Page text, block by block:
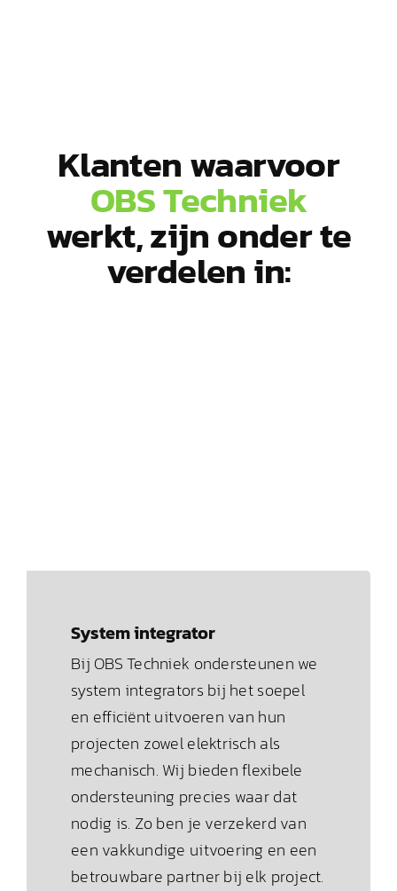
Klanten waarvoor
OBS Techniek
werkt, zijn onder te
verdelen in:
System integrator
Bij OBS Techniek ondersteunen we
system integrators bij het soepel
en efficiënt uitvoeren van hun
projecten zowel elektrisch als
mechanisch. Wij bieden flexibele
ondersteuning precies waar dat
nodig is. Zo ben je verzekerd van
een vakkundige uitvoering en een
betrouwbare partner bij elk project.